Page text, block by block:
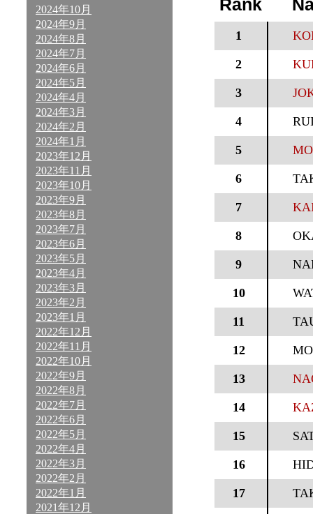
2024年10月
2024年9月
2024年8月
2024年7月
2024年6月
2024年5月
2024年4月
2024年3月
2024年2月
2024年1月
2023年12月
2023年11月
2023年10月
2023年9月
2023年8月
2023年7月
2023年6月
2023年5月
2023年4月
2023年3月
2023年2月
2023年1月
2022年12月
2022年11月
2022年10月
2022年9月
2022年8月
2022年7月
2022年6月
2022年5月
2022年4月
2022年3月
2022年2月
2022年1月
2021年12月
Rank
1
2
3
4
5
6
7
8
9
10
11
12
13
14
15
16
17